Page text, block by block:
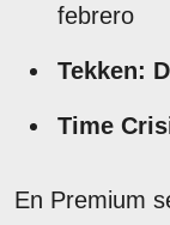
febrero
Tekken:
Time
En Premium